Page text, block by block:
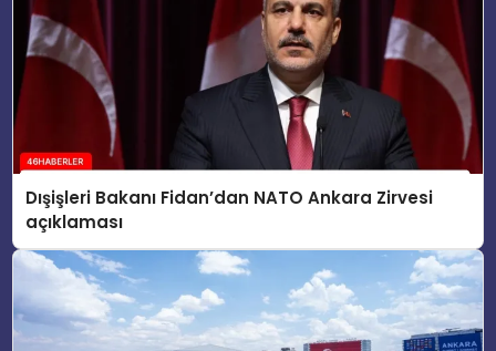
Dışişleri Bakanı Fidan’dan NATO Ankara Zirvesi
açıklaması